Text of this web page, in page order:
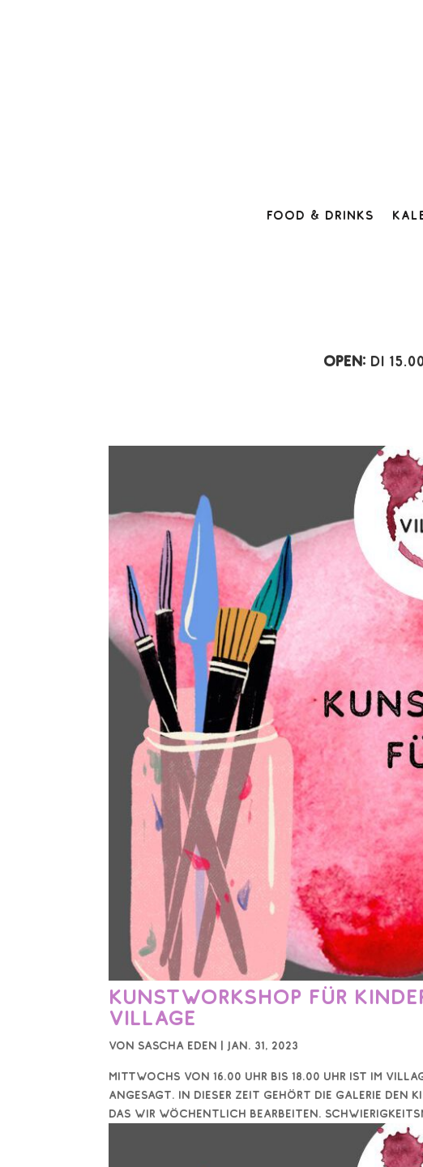
Food & Drinks
Open: Di
Kunstworkshop für
Village
von Sascha Eden | Jan. 31, 2023
Mittwochs von 16.00 Uhr bis 18.00 Uhr ist im
angesagt. In dieser Zeit gehört die Galerie den
das wir wöchentlich bearbeiten.